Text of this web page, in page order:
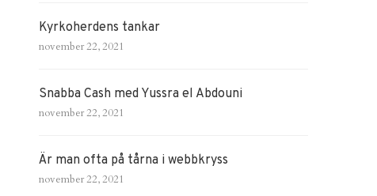
Kyrkoherdens tankar
november 22, 2021
Snabba Cash med Yussra el Abdouni
november 22, 2021
Är man ofta på tårna i webbkryss
november 22, 2021